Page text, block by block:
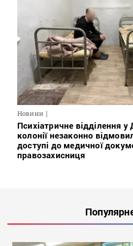
Новини
Психіатричне відділення у
колонії незаконно
доступі до медичної
правозахисниця